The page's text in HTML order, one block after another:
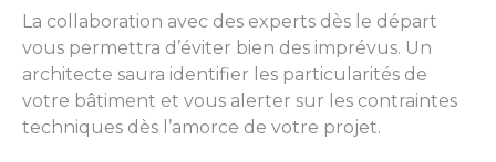
La collaboration avec des experts dès le départ
vous permettra d’éviter bien des imprévus. Un
architecte saura identifier les particularités de
votre bâtiment et vous alerter sur les contraintes
techniques dès l’amorce de votre projet.